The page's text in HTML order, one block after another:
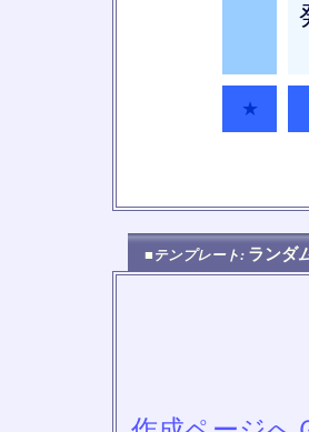
★
■テンプレート: ランダ